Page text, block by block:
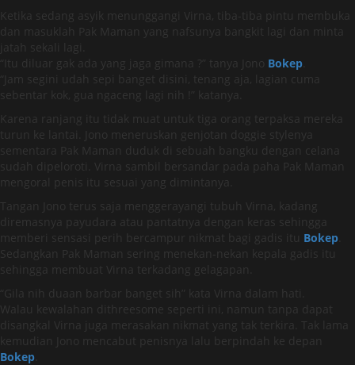
Ketika sedang asyik menunggangi Virna, tiba-tiba pintu membuka
dan masuklah Pak Maman yang nafsunya bangkit lagi dan minta
jatah sekali lagi.
“Itu diluar gak ada yang jaga gimana ?” tanya Jono Bokep
“Jam segini udah sepi banget disini, tenang aja, lagian cuma
sebentar kok, gua ngaceng lagi nih !” katanya.
Karena ranjang itu tidak muat untuk tiga orang terpaksa mereka
turun ke lantai. Jono meneruskan genjotan doggie stylenya
sementara Pak Maman duduk di sebuah bangku dengan celana
sudah dipeloroti. Virna sambil bersandar pada paha Pak Maman
mengoral penis itu sesuai yang dimintanya.
Tangan Jono terus saja menggerayangi tubuh Virna, kadang
diremasnya payudara atau pantatnya dengan keras sehingga
memberi sensasi perih bercampur nikmat bagi gadis itu Bokep
Sedangkan Pak Maman sering menekan-nekan kepala gadis itu
sehingga membuat Virna terkadang gelagapan.
“Gila nih duaan barbar banget sih” kata Virna dalam hati.
Walau kewalahan dithreesome seperti ini, namun tanpa dapat
disangkal Virna juga merasakan nikmat yang tak terkira. Tak lama
kemudian Jono mencabut penisnya lalu berpindah ke depan
Bokep